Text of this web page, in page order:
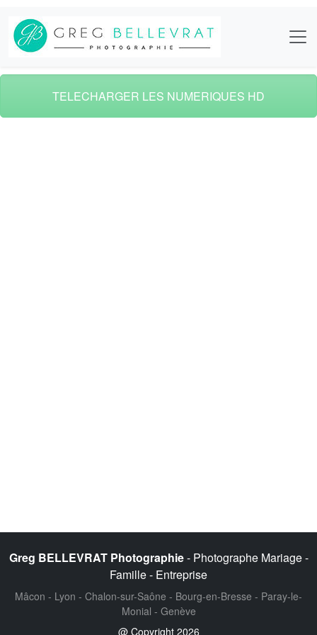
TELECHARGER LES NUMERIQUES HD
Greg BELLEVRAT Photographie- Photographe Mariage -
Famille - Entreprise
Mâcon - Lyon - Chalon-sur-Saône - Bourg-en-Bresse - Paray-le-
Monial - Genève
@ Copyright 2026